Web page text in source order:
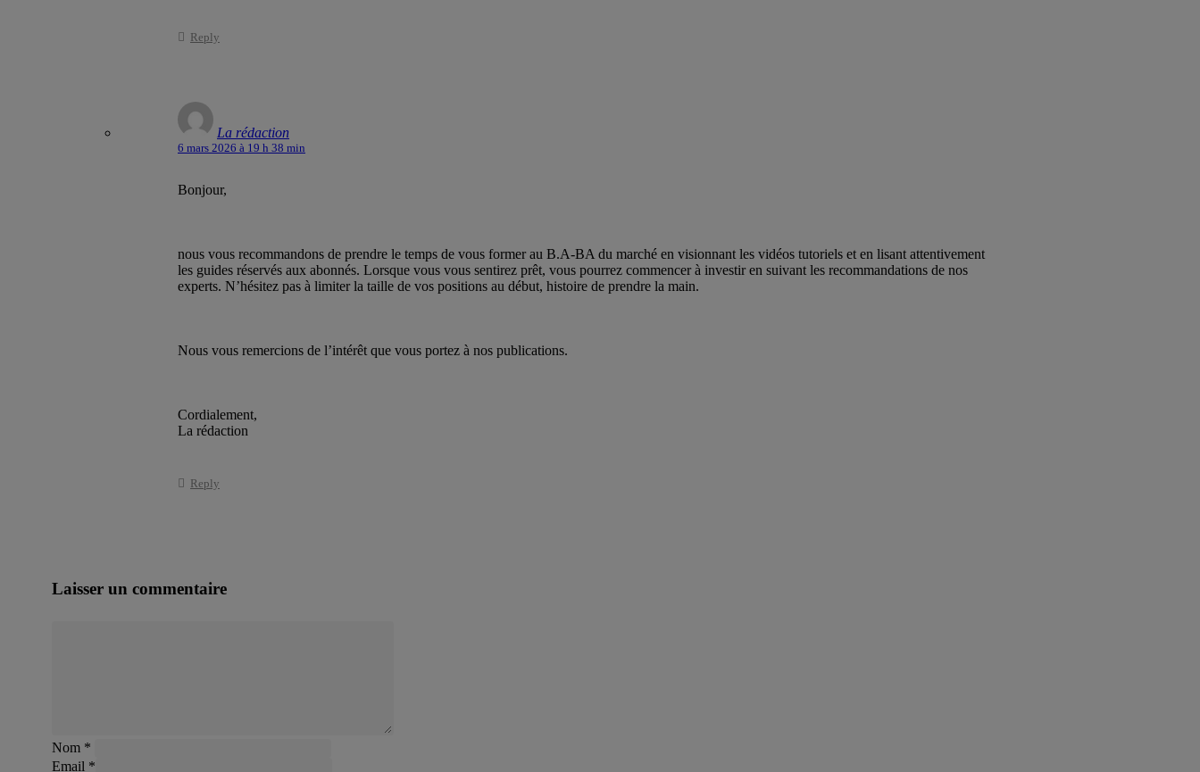
Reply
La rédaction
6 mars 2026 à 19 h 38 min
Bonjour,
nous vous recommandons de prendre le temps de vous former au B.A-BA du marché en visionnant les vidéos tutoriels et en lisant attentivement
les guides réservés aux abonnés. Lorsque vous vous sentirez prêt, vous pourrez commencer à investir en suivant les recommandations de nos
experts. N’hésitez pas à limiter la taille de vos positions au début, histoire de prendre la main.
Nous vous remercions de l’intérêt que vous portez à nos publications.
Cordialement,
La rédaction
Reply
Laisser un commentaire
Nom *
Email *